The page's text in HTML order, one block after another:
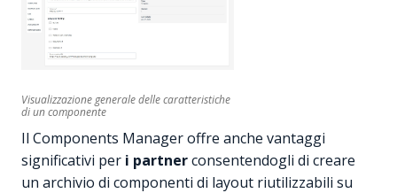
Visualizzazione generale delle caratteristiche
di un componente
Il Components Manager offre anche vantaggi
significativi per i partnerconsentendogli di creare
un archivio di componenti di layout riutilizzabili su